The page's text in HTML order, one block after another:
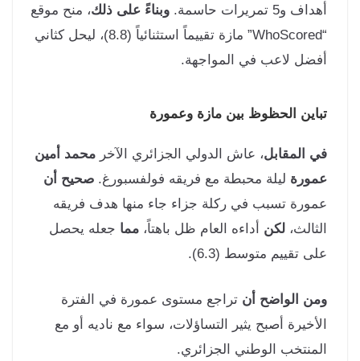
وبناءً على ذلك، منح موقع
“WhoScored” مازة تقييماً استثنائياً (8.8)، ليحل كثاني
لاعب في المواجهة.
الحظوظ بين مازة وعمورة
المقابل ، عاش الدولي الجزائري الآخرمحمد أمين
ليلة محبطة مع فريقه فولفسبورغ.صحيح أن
تسبب في ركلة جزاء جاء منها هدف فريقه
لكنأداءه العام ظل باهتاً،مماجعله يحصل
تقييم متوسط (6.3).
الواضح أن تراجع مستوى عمورة في الفترة
أصبح يثير التساؤلات، سواء مع ناديه أو مع
الوطني الجزائري.